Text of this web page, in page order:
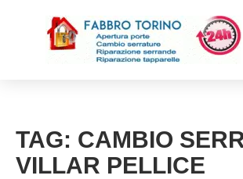
TAG: CAMBIO
VILLAR PELLICE